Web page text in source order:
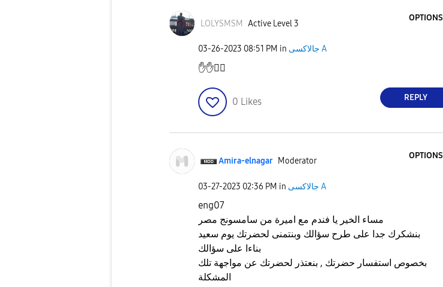
LOLYSMSM Active Level 3
OPTIONS
‎03-26-2023 08:51 PM in جالاكسى A
✋✋✋🏼
0 Likes REPLY
Amira-elnagar Moderator
OPTIONS
‎03-27-2023 02:36 PM in جالاكسى A
eng07
مساء الخير يا فندم مع اميرة من سامسونج مصر
بنشكرك جدا على طرح سؤالك وبنتمنى لحضرتك يوم سعيد
بناءا على سؤالك
بخصوص استفسار حضرتك , بنعتذر لحضرتك عن مواجهة تلك
المشكلة